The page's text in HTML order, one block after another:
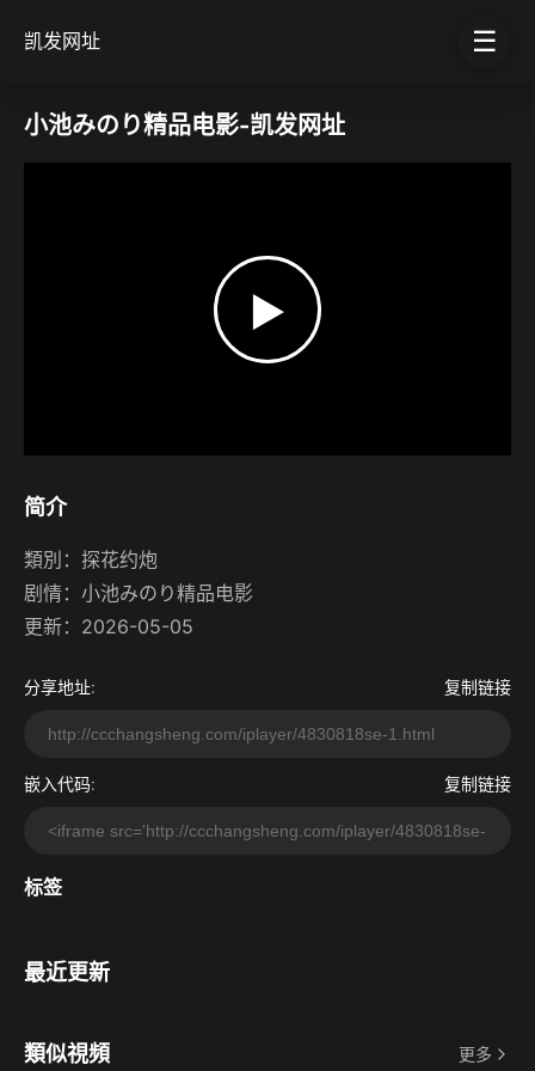
凯发网址 ☰
小池みのり精品电影-凯发网址
▶
简介
類別： 探花约炮
剧情： 小池みのり精品电影
更新：2026-05-05
分享地址: 复制链接
嵌入代码: 复制链接
标签
最近更新
類似視頻 更多